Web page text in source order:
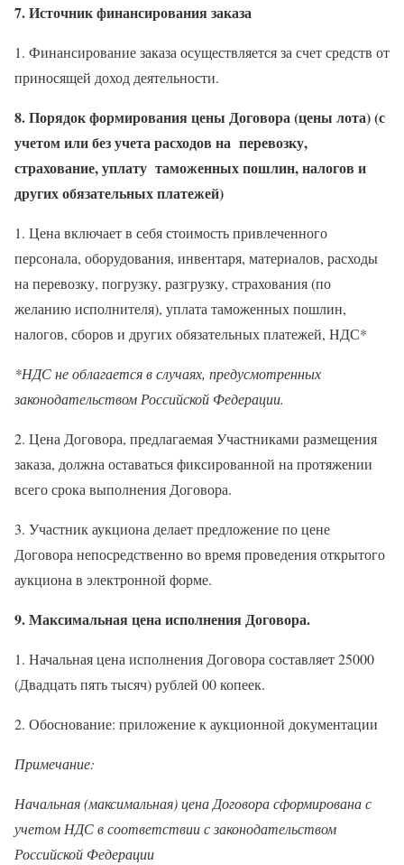
7. Источник финансирования заказа
1. Финансирование заказа осуществляется за счет средств от
приносящей доход деятельности.
8. Порядок формирования цены Договора (цены лота) (с
учетом или без учета расходов на перевозку,
страхование, уплату таможенных пошлин, налогов и
других обязательных платежей)
1. Цена включает в себя стоимость привлеченного
персонала, оборудования, инвентаря, материалов, расходы
на перевозку, погрузку, разгрузку, страхования (по
желанию исполнителя), уплата таможенных пошлин,
налогов, сборов и других обязательных платежей, НДС*
*НДС не облагается в случаях, предусмотренных
законодательством Российской Федерации.
2. Цена Договора, предлагаемая Участниками размещения
заказа, должна оставаться фиксированной на протяжении
всего срока выполнения Договора.
3. Участник аукциона делает предложение по цене
Договора непосредственно во время проведения открытого
аукциона в электронной форме.
9. Максимальная цена исполнения Договора.
1. Начальная цена исполнения Договора составляет25000
(Двадцать пять тысяч) рублей 00 копеек.
2. Обоснование: приложение к аукционной документации
Примечание:
Начальная (максимальная) цена Договора сформирована с
учетом НДС в соответствии с законодательством
Российской Федерации